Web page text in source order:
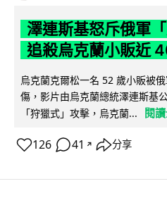
澤連斯基怒斥俄軍
追殺烏克蘭小販近
烏克蘭克爾松一名 52 歲小販被
傷，影片由烏克蘭總統澤連斯基
「狩獵式」攻擊，烏克蘭...
閱
126 41 ↗ 分享